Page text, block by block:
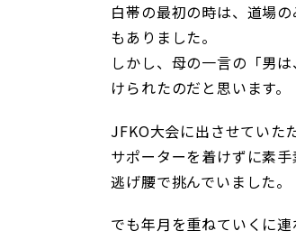
白帯の最初の時は、道場
もありました。
しかし、母の一言の「男
けられたのだと思います。
JFKO大会に出させていた
サポーターを着けずに素
逃げ腰で挑んでいました。
でも年月を重ねていくに